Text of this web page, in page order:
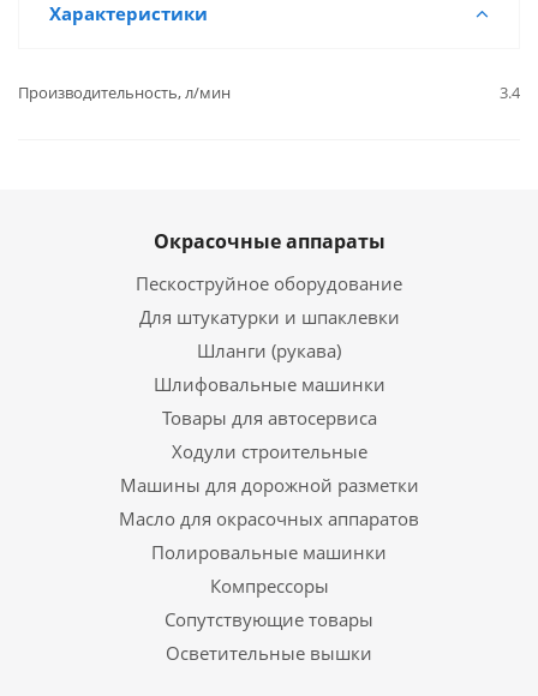
Характеристики
Производительность, л/мин 3.4
Окрасочные аппараты
Пескоструйное оборудование
Для штукатурки и шпаклевки
Шланги (рукава)
Шлифовальные машинки
Товары для автосервиса
Ходули строительные
Машины для дорожной разметки
Масло для окрасочных аппаратов
Полировальные машинки
Компрессоры
Сопутствующие товары
Осветительные вышки